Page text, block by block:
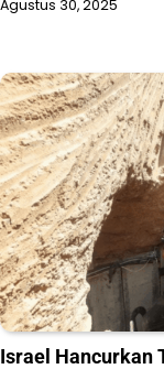
Agustus 30, 2025
Israel Hancurkan